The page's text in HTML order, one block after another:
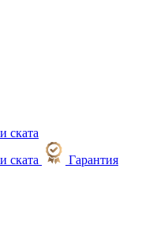
Гарантия